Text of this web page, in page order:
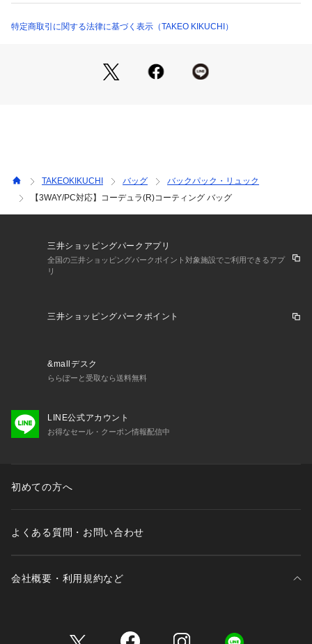
り、表面はサフィアーノエンボス加工がしてあるのでレザーと
※ポケット数:外側×2 内側×6 内側ペンポケット×2
【A4ファイル収納可】
特定商取引に関する法律に基づく表示（TAKEO KIKUCHI）
TAKEOKIKUCHI バッグ
バックパック・リュック
【3WAY/PC対応】コーデュラ(R)コーティング バッグ
三井ショッピングパークアプリ
全国の三井ショッピングパークポイント対象施設でご利用できるアプ
リ
三井ショッピングパークポイント
&mallデスク
ららぽーと受取なら送料無料
LINE公式アカウント
お得なセール・クーポン情報配信中
初めての方へ
よくある質問・お問い合わせ
会社概要・利用規約など